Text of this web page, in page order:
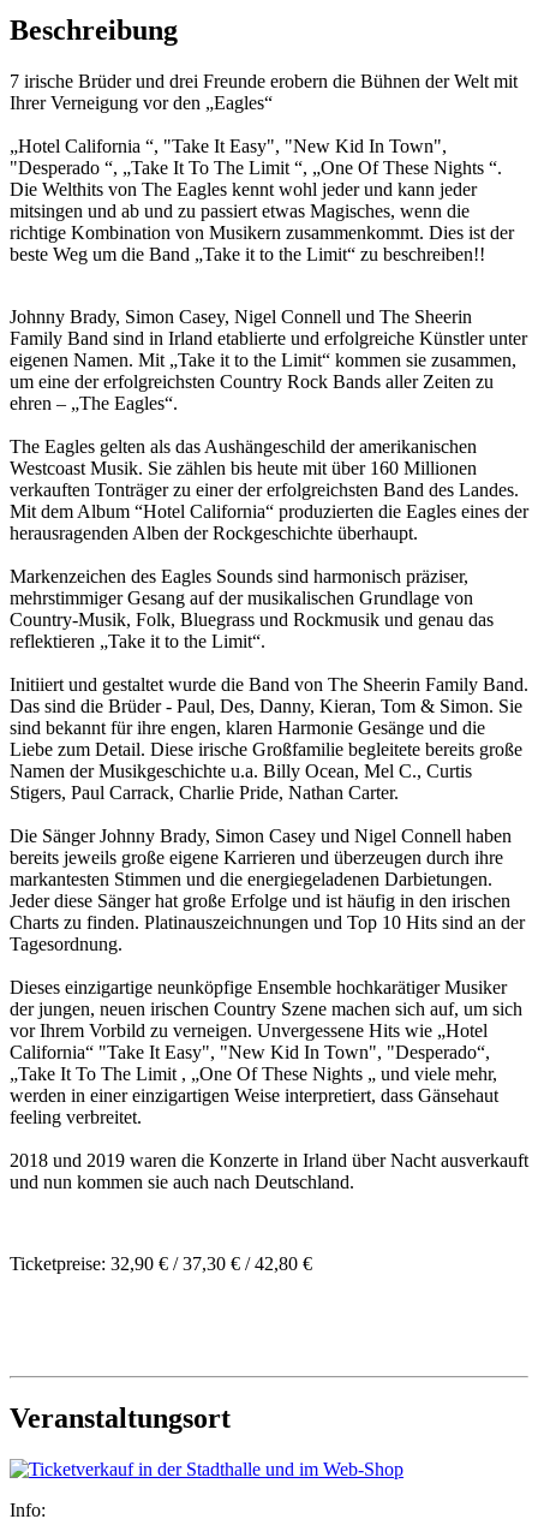
Beschreibung
7 irische Brüder und drei Freunde erobern die Bühnen der Welt mit
Ihrer Verneigung vor den „Eagles“
„Hotel California “, "Take It Easy", "New Kid In Town",
"Desperado “, „Take It To The Limit “, „One Of These Nights “.
Die Welthits von The Eagles kennt wohl jeder und kann jeder
mitsingen und ab und zu passiert etwas Magisches, wenn die
richtige Kombination von Musikern zusammenkommt. Dies ist der
beste Weg um die Band „Take it to the Limit“ zu beschreiben!!
Johnny Brady, Simon Casey, Nigel Connell und The Sheerin
Family Band sind in Irland etablierte und erfolgreiche Künstler unter
eigenen Namen. Mit „Take it to the Limit“ kommen sie zusammen,
um eine der erfolgreichsten Country Rock Bands aller Zeiten zu
ehren – „The Eagles“.
The Eagles gelten als das Aushängeschild der amerikanischen
Westcoast Musik. Sie zählen bis heute mit über 160 Millionen
verkauften Tonträger zu einer der erfolgreichsten Band des Landes.
Mit dem Album “Hotel California“ produzierten die Eagles eines der
herausragenden Alben der Rockgeschichte überhaupt.
Markenzeichen des Eagles Sounds sind harmonisch präziser,
mehrstimmiger Gesang auf der musikalischen Grundlage von
Country-Musik, Folk, Bluegrass und Rockmusik und genau das
reflektieren „Take it to the Limit“.
Initiiert und gestaltet wurde die Band von The Sheerin Family Band.
Das sind die Brüder - Paul, Des, Danny, Kieran, Tom & Simon. Sie
sind bekannt für ihre engen, klaren Harmonie Gesänge und die
Liebe zum Detail. Diese irische Großfamilie begleitete bereits große
Namen der Musikgeschichte u.a. Billy Ocean, Mel C., Curtis
Stigers, Paul Carrack, Charlie Pride, Nathan Carter.
Die Sänger Johnny Brady, Simon Casey und Nigel Connell haben
bereits jeweils große eigene Karrieren und überzeugen durch ihre
markantesten Stimmen und die energiegeladenen Darbietungen.
Jeder diese Sänger hat große Erfolge und ist häufig in den irischen
Charts zu finden. Platinauszeichnungen und Top 10 Hits sind an der
Tagesordnung.
Dieses einzigartige neunköpfige Ensemble hochkarätiger Musiker
der jungen, neuen irischen Country Szene machen sich auf, um sich
vor Ihrem Vorbild zu verneigen. Unvergessene Hits wie „Hotel
California“ "Take It Easy", "New Kid In Town", "Desperado“,
„Take It To The Limit , „One Of These Nights „ und viele mehr,
werden in einer einzigartigen Weise interpretiert, dass Gänsehaut
feeling verbreitet.
2018 und 2019 waren die Konzerte in Irland über Nacht ausverkauft
und nun kommen sie auch nach Deutschland.
Ticketpreise: 32,90 € / 37,30 € / 42,80 €
Veranstaltungsort
Info: